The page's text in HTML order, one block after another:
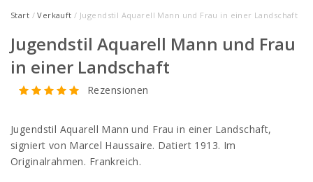
Start /Verkauft / Jugendstil Aquarell Mann und Frau in einer Landschaft
Jugendstil Aquarell Mann und Frau
in einer Landschaft
Rezensionen
Jugendstil Aquarell Mann und Frau in einer Landschaft,
signiert von Marcel Haussaire. Datiert 1913. Im
Originalrahmen. Frankreich.